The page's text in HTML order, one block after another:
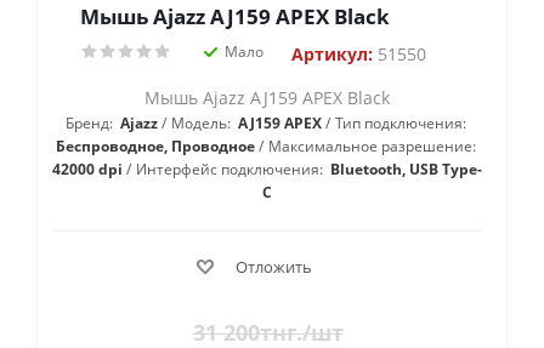
Мышь Ajazz AJ159 APEX Black
Мало Артикул:51550
Мышь Ajazz AJ159 APEX Black
Бренд: Ajazz Модель: AJ159 APEX
Тип подключения:
Беспроводное, Проводное
Максимальное разрешение:
42000 dpi
Интерфейс подключения: Bluetooth, USB Type-
C
Отложить
31 200тнг./шт